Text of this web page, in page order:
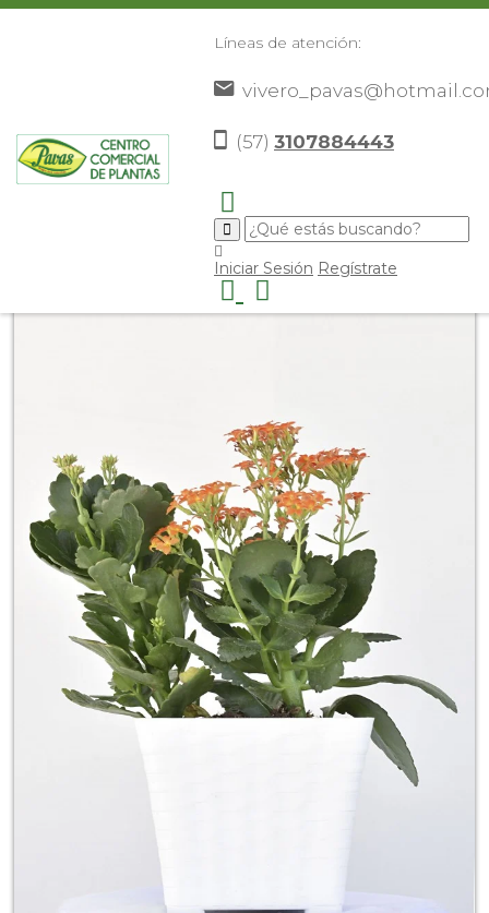
Líneas de atención:
(57) 3107884443
Iniciar Sesión Regístrate
Plantas> Flores De Exterior>